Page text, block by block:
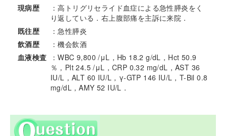
現病歴
：高トリグリセライド血症による急性膵炎をく
り返している．右上腹部痛を主訴に来院．
既往歴
：急性膵炎
飲酒歴
：機会飲酒
血液検査
：WBC 9,800 /μL，Hb 18.2 g/dL，Hct 50.9
％，Plt 24.5 /μL，CRP 0.32 mg/dL，AST 36
IU/L，ALT 60 IU/L，γ-GTP 146 IU/L，T-Bil 0.8
mg/dL，AMY 52 IU/L．